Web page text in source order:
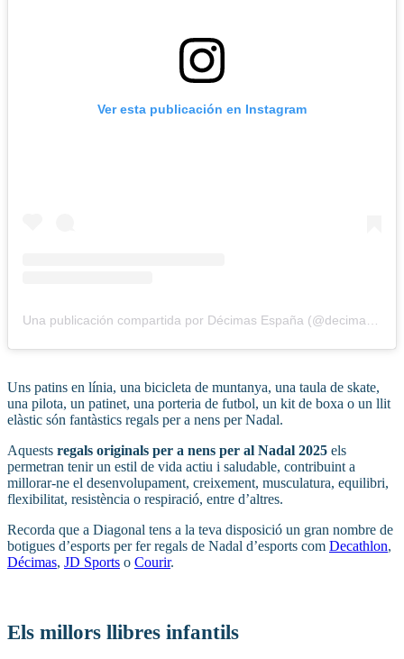
Ver esta publicación en Instagram
Una publicación compartida por Décimas España (@decimas_es)
Uns patins en línia, una bicicleta de muntanya, una taula de skate,
una pilota, un patinet, una porteria de futbol, ​​un kit de boxa o un llit
elàstic són fantàstics regals per a nens per Nadal.
Aquests regals originals per a nens per al Nadal 2025 els
permetran tenir un estil de vida actiu i saludable, contribuint a
millorar-ne el desenvolupament, creixement, musculatura, equilibri,
flexibilitat, resistència o respiració, entre d’altres.
Recorda que a Diagonal tens a la teva disposició un gran nombre de
botigues d’esports per fer regals de Nadal d’esports com Decathlon,
Décimas, JD Sports o Courir.
Els millors llibres infantils